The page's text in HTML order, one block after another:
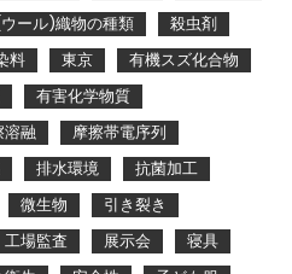
ール)織物の種類
殺虫剤
料 東京
有機スズ化合物
有害化学物質
溶融
摩擦帯電序列
排水環境
抗菌加工
微生物
引き裂き
工場監査 展示会
寝具